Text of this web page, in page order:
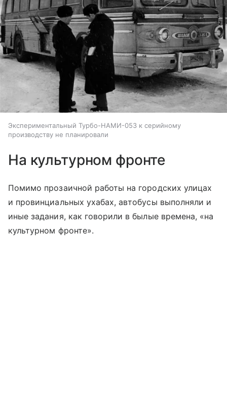
Экспериментальный Турбо-НАМИ-053 к серийному
производству не планировали
На культурном фронте
Помимо прозаичной работы на городских улицах
и провинциальных ухабах, автобусы выполняли и
иные задания, как говорили в былые времена, «на
культурном фронте».